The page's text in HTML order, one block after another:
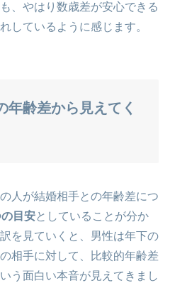
、やはり数歳差が安心できる
しているように感じます。
年齢差から見えてく
人が結婚相手との年齢差につ
の目安としていることが分か
を見ていくと、男性は年下の
相手に対して、比較的年齢差
う面白い本音が見えてきまし